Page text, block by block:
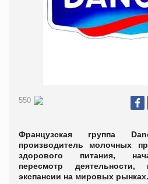
550
Французская группа
производитель молочных
здорового питания,
пересмотр деятельности,
экспансии на мировых рынках.